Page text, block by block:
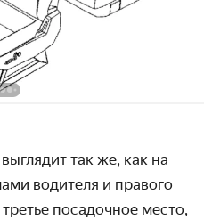
так же, как на
водителя и правого
посадочное место,